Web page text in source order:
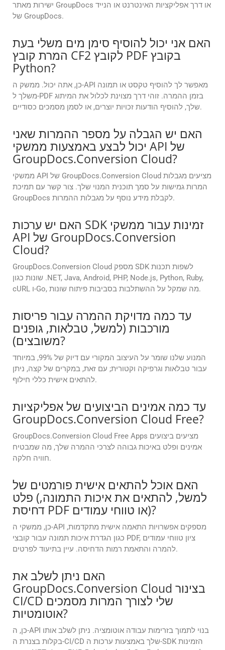
ישירות מאתר GroupDocs או דרך אפליקציות האינטרנט או הנייד
של GroupDocs.
האם אני יכול להוסיף סימן מים משלי בעת
המרת קובץ CF2 לקובץ PDF בקובץ
Python?
כן, אתה יכול. ממשק ה-API מאפשר לך להוסיף טקסט או תמונה
משלך ל-PDF בזמן ההמרה. זוהי דרך מצוינת לכלול את המיתוג
שלך, להוסיף הודעות זכויות יוצרים, או לסמן מסמכים כסודיים.
האם יש הגבלה על מספר ההמרות שאני
יכול לבצע באמצעות ממשקי API של
GroupDocs.Conversion Cloud?
ממשקי API של GroupDocs.Conversion Cloud מציעים מגבלות
המרות גמישות על סמך תוכנית המנוי שלך. צור קשר עם תמיכת
GroupDocs לקבלת מידע נוסף על מגבלות ההמרות.
האם יש ערכות SDK זמינות עבור ממשקי
API של GroupDocs.Conversion
Cloud?
GroupDocs.Conversion Cloud מספק SDK לשפות תכנות
שונות כגון .NET, Java, Android, PHP, Node.js, Python, Ruby,
cURL ו-Go, מה שמקל על ההשתלבות בסביבות פיתוח שונות.
עד כמה מדויקת ההמרה עבור פריסות
מורכבות (למשל, טבלאות, גופנים
משובצים)?
המנוע שלנו שומר על העיצוב המקורי עם דיוק של 99%, במיוחד
עבור טבלאות וגרפיקה וקטורית; עם זאת, במקרים של קצה, ניתן
להתאים אישית כללי חילוף.
עד כמה אמינים הביצועים של אפליקציות
GroupDocs.Conversion Cloud Free?
GroupDocs.Conversion Cloud Free Apps מציעים ביצועים
אמינים ופלט באיכות גבוהה לצרכי ההמרה שלך, מה שמבטיח
חוויה חלקה.
האם אוכל להתאים אישית פורמטים של
פלט (למשל, להתאים את איכות התמונה,
דחיסת PDF או טווחי עמודים)?
כן, ממשקי ה-API מספקים אפשרויות התאמה אישית מתקדמות,
כגון הגדרת איכות תמונה עבור קובצי PDF, ציון טווחי עמודים
להמרה והתאמת רמות הדחיסה. עיין בתיעוד לפרטים.
האם ניתן לשלב את
GroupDocs.Conversion Cloud בצינור
CI/CD שלי לצורך המרות מסמכים
אוטומטיות?
כן, ה-API בנוי לתמוך בזרימות עבודה אוטומציה. ניתן לשלב אותו
בקלות בצנרת ה-CI/CD שלך באמצעות ערכות ה-SDK הזמינות